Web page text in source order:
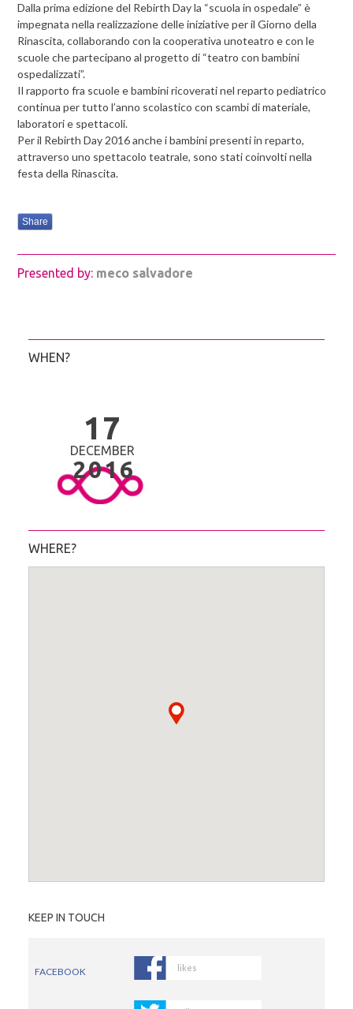
Dalla prima edizione del Rebirth Day la “scuola in ospedale” è
impegnata nella realizzazione delle iniziative per il Giorno della
Rinascita, collaborando con la cooperativa unoteatro e con le
scuole che partecipano al progetto di “teatro con bambini
ospedalizzati”.
Il rapporto fra scuole e bambini ricoverati nel reparto pediatrico
continua per tutto l’anno scolastico con scambi di materiale,
laboratori e spettacoli.
Per il Rebirth Day 2016 anche i bambini presenti in reparto,
attraverso uno spettacolo teatrale, sono stati coinvolti nella
festa della Rinascita.
Share
Presented by: meco salvadore
WHEN?
17
DECEMBER
2016
WHERE?
KEEP IN TOUCH
FACEBOOK likes